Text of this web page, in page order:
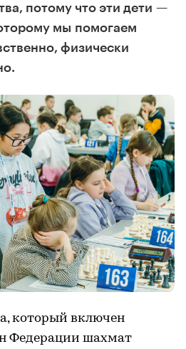
потому что эти дети —
мы помогаем
физически
который включен
Федерации шахмат